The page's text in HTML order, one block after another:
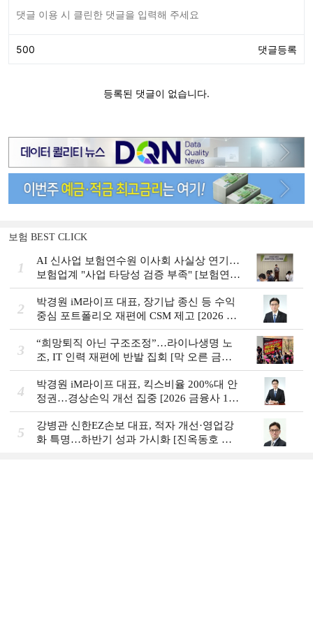
보험 BEST CLICK
1
AI 신사업 보험연수원 이사회 사실상 연기…
보험업계 "사업 타당성 검증 부족" [보험연수
원 AI사업 논란]
2
박경원 iM라이프 대표, 장기납 종신 등 수익
중심 포트폴리오 재편에 CSM 제고 [2026 금
융사 상반기 실적]
3
“희망퇴직 아닌 구조조정”…라이나생명 노
조, IT 인력 재편에 반발 집회 [막 오른 금융
권 하투(夏鬪)]
4
박경원 iM라이프 대표, 킥스비율 200%대 안
정권…경상손익 개선 집중 [2026 금융사 1분
기 실적]
5
강병관 신한EZ손보 대표, 적자 개선·영업강
화 특명…하반기 성과 가시화 [진옥동호 신